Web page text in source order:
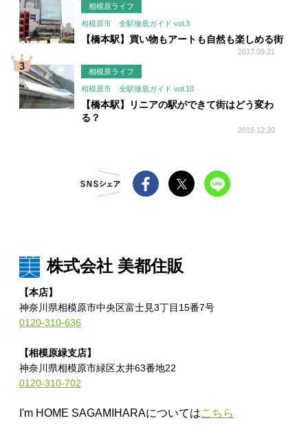
相模原ライフ
相模原市 全駅徹底ガイド vol.3
【橋本駅】買い物もアートも自然も楽しめる街
2017.09.21
相模原ライフ
相模原市 全駅徹底ガイド vol.10
【橋本駅】リニアの駅ができて街はどう変わ
る？
2019.12.20
株式会社 美都住販
【本店】
神奈川県相模原市中央区富士見3丁目15番7号
0120-310-636
【相模原緑支店】
神奈川県相模原市緑区太井63番地22
0120-310-702
I'm HOME SAGAMIHARAについてはこちら